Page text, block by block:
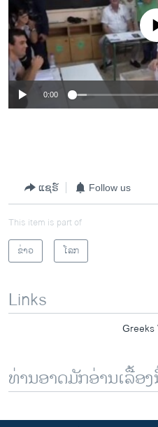
No media
0:00
ແຊຣ໌ Follow us
This item is part of
ຂ່າວ
ໂລກ
Links
Greeks
ທ່ານອາດມັກອ່ານເລື້ອ